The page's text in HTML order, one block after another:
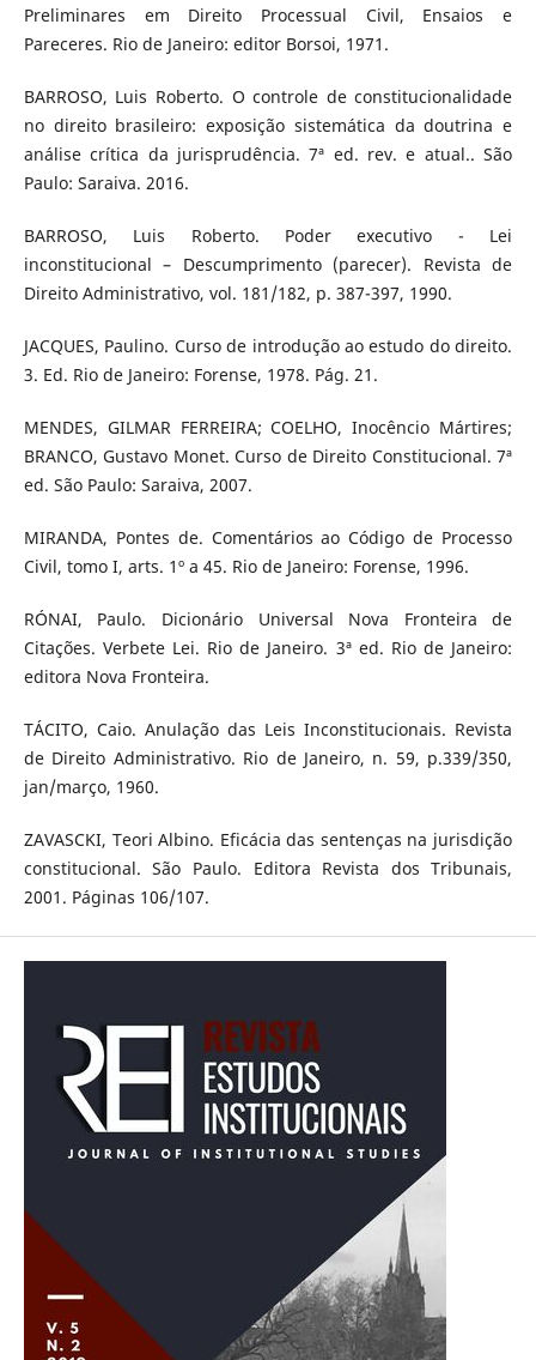
Preliminares em Direito Processual Civil, Ensaios e
Pareceres. Rio de Janeiro: editor Borsoi, 1971.
BARROSO, Luis Roberto. O controle de constitucionalidade
no direito brasileiro: exposição sistemática da doutrina e
análise crítica da jurisprudência. 7ª ed. rev. e atual.. São
Paulo: Saraiva. 2016.
BARROSO, Luis Roberto. Poder executivo - Lei
inconstitucional – Descumprimento (parecer). Revista de
Direito Administrativo, vol. 181/182, p. 387-397, 1990.
JACQUES, Paulino. Curso de introdução ao estudo do direito.
3. Ed. Rio de Janeiro: Forense, 1978. Pág. 21.
MENDES, GILMAR FERREIRA; COELHO, Inocêncio Mártires;
BRANCO, Gustavo Monet. Curso de Direito Constitucional. 7ª
ed. São Paulo: Saraiva, 2007.
MIRANDA, Pontes de. Comentários ao Código de Processo
Civil, tomo I, arts. 1º a 45. Rio de Janeiro: Forense, 1996.
RÓNAI, Paulo. Dicionário Universal Nova Fronteira de
Citações. Verbete Lei. Rio de Janeiro. 3ª ed. Rio de Janeiro:
editora Nova Fronteira.
TÁCITO, Caio. Anulação das Leis Inconstitucionais. Revista
de Direito Administrativo. Rio de Janeiro, n. 59, p.339/350,
jan/março, 1960.
ZAVASCKI, Teori Albino. Eficácia das sentenças na jurisdição
constitucional. São Paulo. Editora Revista dos Tribunais,
2001. Páginas 106/107.